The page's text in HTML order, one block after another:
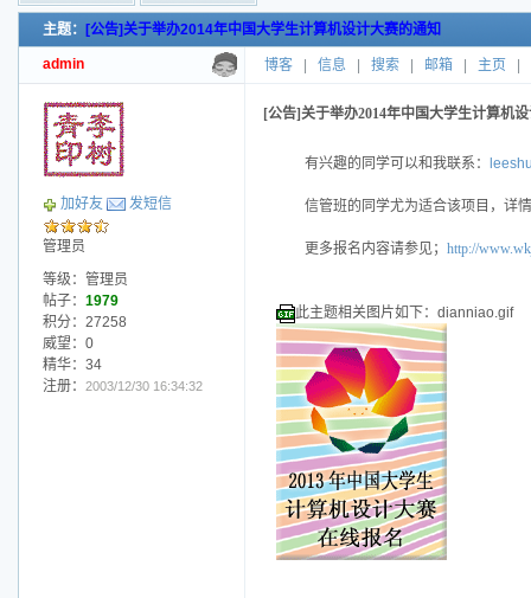
新的主题
投票帖
交易帖
小字报
主题： [公告]关于举办2014年中国大学生计算机设计大赛的通知
admin 博客 信息 搜索 邮箱 主页
加好友 发短信
管理员
等级：管理员
帖子： 1979
积分：27258
威望：0
精华：34
注册： 2003/12/30 16:34:32
[公告]关于举办2014年中国大学生计算机
有兴趣的同学可以和我联系：
信管班的同学尤为适合该项目，详
更多报名内容请参见； http://
此主题相关图片如下：dianniao.gif